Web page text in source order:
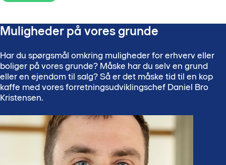
Muligheder på vores grunde
Har du spørgsmål omkring muligheder for erhverv eller
boliger på vores grunde? Måske har du selv en grund
eller en ejendom til salg? Så er det måske tid til en kop
kaffe med vores forretningsudviklingschef Daniel Bro
Kristensen.